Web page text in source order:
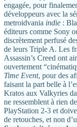
engagée, pour
développeurs avec la
metroidvania indie :
éditeurs comme Sony
discrètement perfusé
de leurs Triple A. Les
Assassin’s Creed ont
ouvertement
Time Event, pour des
faisant la part belle à
Kratos aux Valkyries
ne ressemblent à rien
PlayStation 2-3 et
de retouches, et non